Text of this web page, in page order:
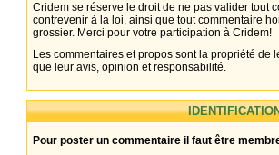
Cridem se réserve le droit de ne pas valider tout
contrevenir à la loi, ainsi que tout commentaire
grossier. Merci pour votre participation à Cridem!
Les commentaires et propos sont la propriété de
que leur avis, opinion et responsabilité.
Pour poster un commentaire il faut être